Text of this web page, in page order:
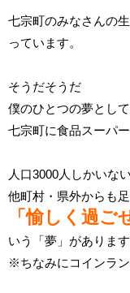
七宗町のみなさんの
っています。
そうだそうだ
僕のひとつの夢として
七宗町に食品スーパ
人口3000人しかいな
他町村・県外からも
「愉しく過ご
いう「夢」があります
※ちなみにコインラ